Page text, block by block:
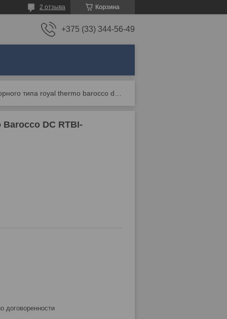
Корзина
2 отзыва
+375 (33) 344-56-49
DC RTBI-
договоренности